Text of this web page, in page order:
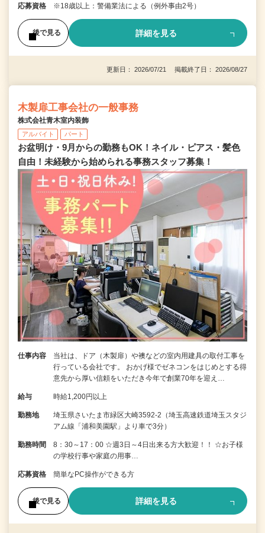
応募資格 ※18歳以上：警備業法による（例外事由2号）
後で見る 詳細を見る
更新日： 2026/07/21 掲載終了日： 2026/08/27
木製扉工事会社の一般事務
株式会社青木室内装飾
アルバイト パート
お盆明け・9月からの勤務もOK！ネイル・ピアス・髪色
自由！未経験から始められる事務スタッフ募集！
仕事内容
当社は、ドア（木製扉）や襖などの室内用建具の取付工事を
行っている会社です。 おかげ様でゼネコンをはじめとする得
意先から厚い信頼をいただき今年で創業70年を迎え…
給与 時給1,200円以上
勤務地
埼玉県さいたま市緑区大崎3592-2（埼玉高速鉄道埼玉スタジ
アム線「浦和美園駅」より車で3分）
勤務時間
8：30～17：00 ☆週3日～4日出来る方大歓迎！！ ☆お子様
の学校行事や家庭の用事…
応募資格 簡単なPC操作ができる方
後で見る 詳細を見る